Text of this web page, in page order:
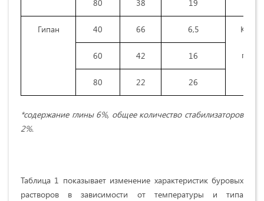
80 38 19
Гипан 40 66 6,5 КМЦ+
гипан
60 42 16
80 22 26
*содержание глины 6%, общее количество стабилизаторов
2%.
Таблица 1 показывает изменение характеристик буровых
растворов в зависимости от температуры и типа